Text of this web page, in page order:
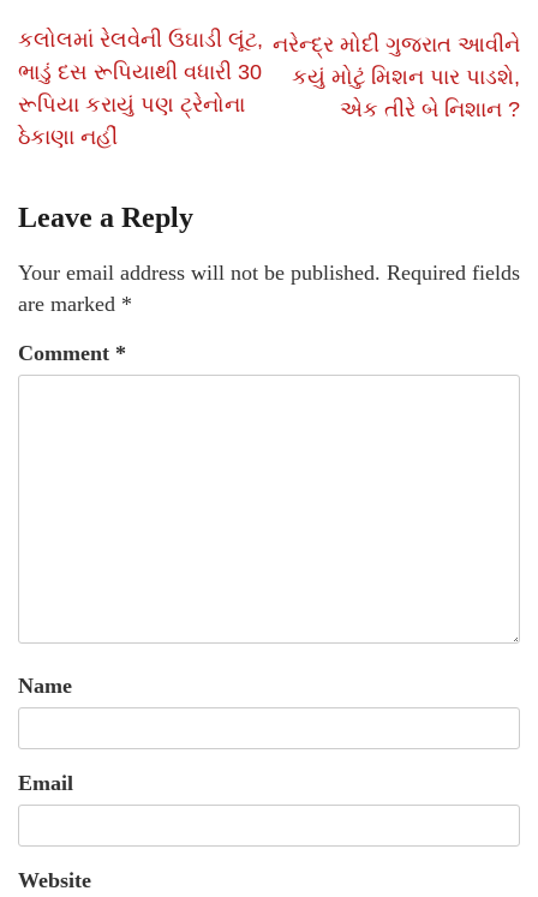
કલોલમાં રેલવેની ઉઘાડી લૂંટ,
ભાડું દસ રૂપિયાથી વધારી 30
રૂપિયા કરાયું પણ ટ્રેનોના
ઠેકાણા નહીં
નરેન્દ્ર મોદી ગુજરાત આવીને
કયું મોટું મિશન પાર પાડશે,
એક તીરે બે નિશાન ?
Leave a Reply
Your email address will not be published. Required fields
are marked *
Comment *
Name
Email
Website